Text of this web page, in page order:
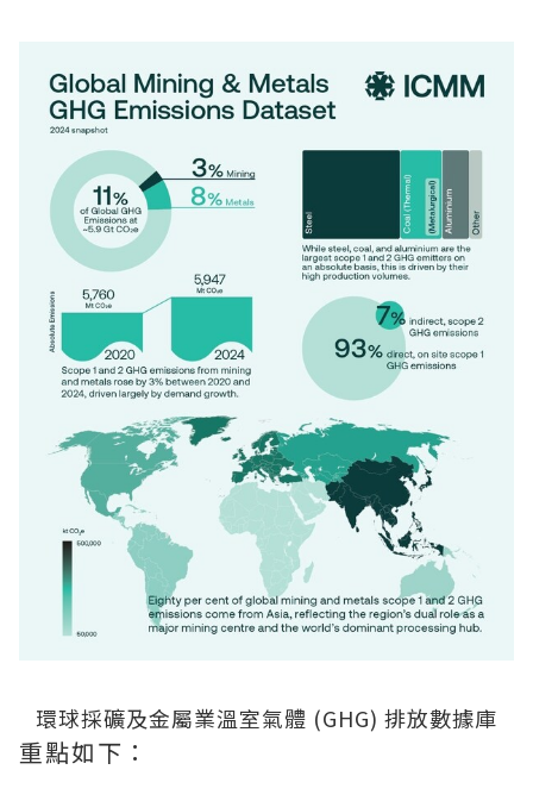
環球採礦及金屬業溫室氣體 (GHG) 排放數據庫
重點如下：